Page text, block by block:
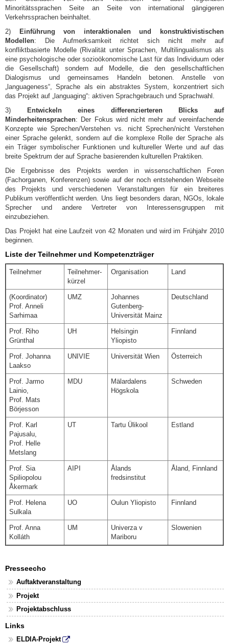
Minoritätssprachen Seite an Seite von international gängigeren
Verkehrssprachen beinhaltet.
2) Einführung von interaktionalen und konstruktivistischen
Modellen: Die Aufmerksamkeit richtet sich nicht mehr auf
konfliktbasierte Modelle (Rivalität unter Sprachen, Multilingualismus als
eine psychologische oder sozioökonomische Last für das Individuum oder
die Gesellschaft) sondern auf Modelle, die den gesellschaftlichen
Dialogismus und gemeinsames Handeln betonen. Anstelle von
„languageness“, Sprache als ein abstraktes System, konzentriert sich
das Projekt auf „languaging“: aktiven Sprachgebrauch und Sprachwahl.
3)
Entwickeln eines differenzierteren Blicks auf
Minderheitensprachen: Der Fokus wird nicht mehr auf vereinfachende
Konzepte wie Sprechen/Verstehen vs. nicht Sprechen/nicht Verstehen
einer Sprache gelenkt, sondern auf die komplexe Rolle der Sprache als
ein Träger symbolischer Funktionen und kultureller Werte und auf das
breite Spektrum der auf Sprache basierenden kulturellen Praktiken.
Die Ergebnisse des Projekts werden in wissenschaftlichen Foren
(Fachorganen, Konferenzen) sowie auf der noch entstehenden Webseite
des Projekts und verschiedenen Veranstaltungen für ein breiteres
Publikum veröffentlicht werden. Uns liegt besonders daran, NGOs, lokale
Sprecher und andere Vertreter von Interessensgruppen mit
einzubeziehen.
Das Projekt hat eine Laufzeit von 42 Monaten und wird im Frühjahr 2010
beginnen.
Liste der Teilnehmer und Kompetenzträger
Teilnehmer
Teilnehmer-
kürzel
Organisation Land
(Koordinator)
Prof. Anneli
Sarhimaa
UMZ
Johannes
Gutenberg-
Universität Mainz
Deutschland
Prof. Riho
Grünthal
UH
Helsingin
Yliopisto
Finnland
Prof. Johanna
Laakso
UNIVIE Universität Wien Österreich
Prof. Jarmo
Lainio,
Prof. Mats
Börjesson
MDU
Mälardalens
Högskola
Schweden
Prof. Karl
Pajusalu,
Prof. Helle
Metslang
UT Tartu Ülikool Estland
Prof. Sia
Spiliopolou
Åkermark
AIPI
Ålands
fredsinstitut
Åland, Finnland
Prof. Helena
Sulkala
UO Oulun Yliopisto Finnland
Prof. Anna
Kolláth
UM
Univerza v
Mariboru
Slowenien
Presseecho
Auftaktveranstaltung
Projekt
Projektabschluss
Links
ELDIA-Projekt